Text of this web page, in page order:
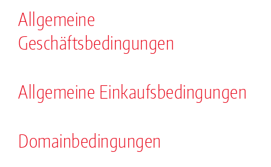
Allgemeine
Geschäftsbedingungen
Allgemeine Einkaufsbedingungen
Domainbedingungen